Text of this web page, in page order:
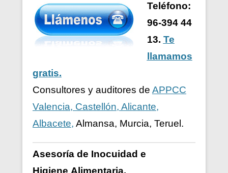
Teléfono:
96-394 44
13. Te
llamamos
gratis.
Consultores y auditores de APPCC
Valencia, Castellón, Alicante,
Albacete, Almansa, Murcia, Teruel.
Asesoría de Inocuidad e
Higiene Alimentaria.